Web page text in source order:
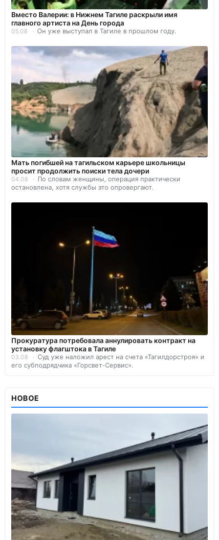
Вместо Валерии: в Нижнем Тагиле раскрыли имя
главного артиста на День города
05.08 Он уже выступал в Тагиле в прошлом году.
Мать погибшей на тагильском карьере школьницы
просит продолжить поиски тела дочери
04.08
По словам женщины, операция практически
остановлена, хотя службы это опровергают.
Прокуратура потребовала аннулировать контракт на
установку флагштока в Тагиле
03.08
Суд уже наложил арест на счета «Тагилдорстроя» и
его субподрядчика «Горсвет-Сервис».
НОВОЕ